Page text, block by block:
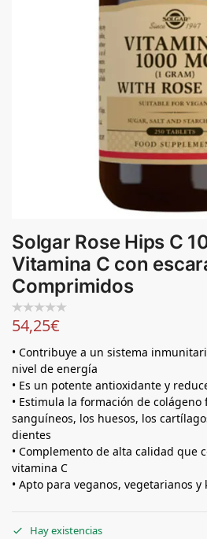
Solgar Rose Hips C
Vitamina C con
Comprimidos
54,25€
• Contribuye a un sistema
nivel de energía
• Es un potente antioxidante y
• Estimula la formación de colágeno
sanguíneos, los huesos, los
dientes
• Complemento de alta calidad que
vitamina C
• Apto para veganos, vegetarianos y
Hay existencias